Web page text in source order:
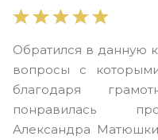
Обратился в данную
вопросы с
благодаря
понравилась
Александра